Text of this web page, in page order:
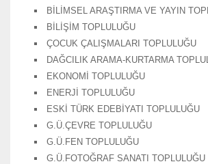
BİLİMSEL ARAŞTIRMA VE YAYIN
BİLİŞİM TOPLULUĞU
ÇOCUK ÇALIŞMALARI TOPLULUĞU
DAĞCILIK ARAMA-KURTARMA
EKONOMİ TOPLULUĞU
ENERJİ TOPLULUĞU
ESKİ TÜRK EDEBİYATI TOPLULUĞU
G.Ü.ÇEVRE TOPLULUĞU
G.Ü.FEN TOPLULUĞU
G.Ü.FOTOĞRAF SANATI TOPLULUĞU